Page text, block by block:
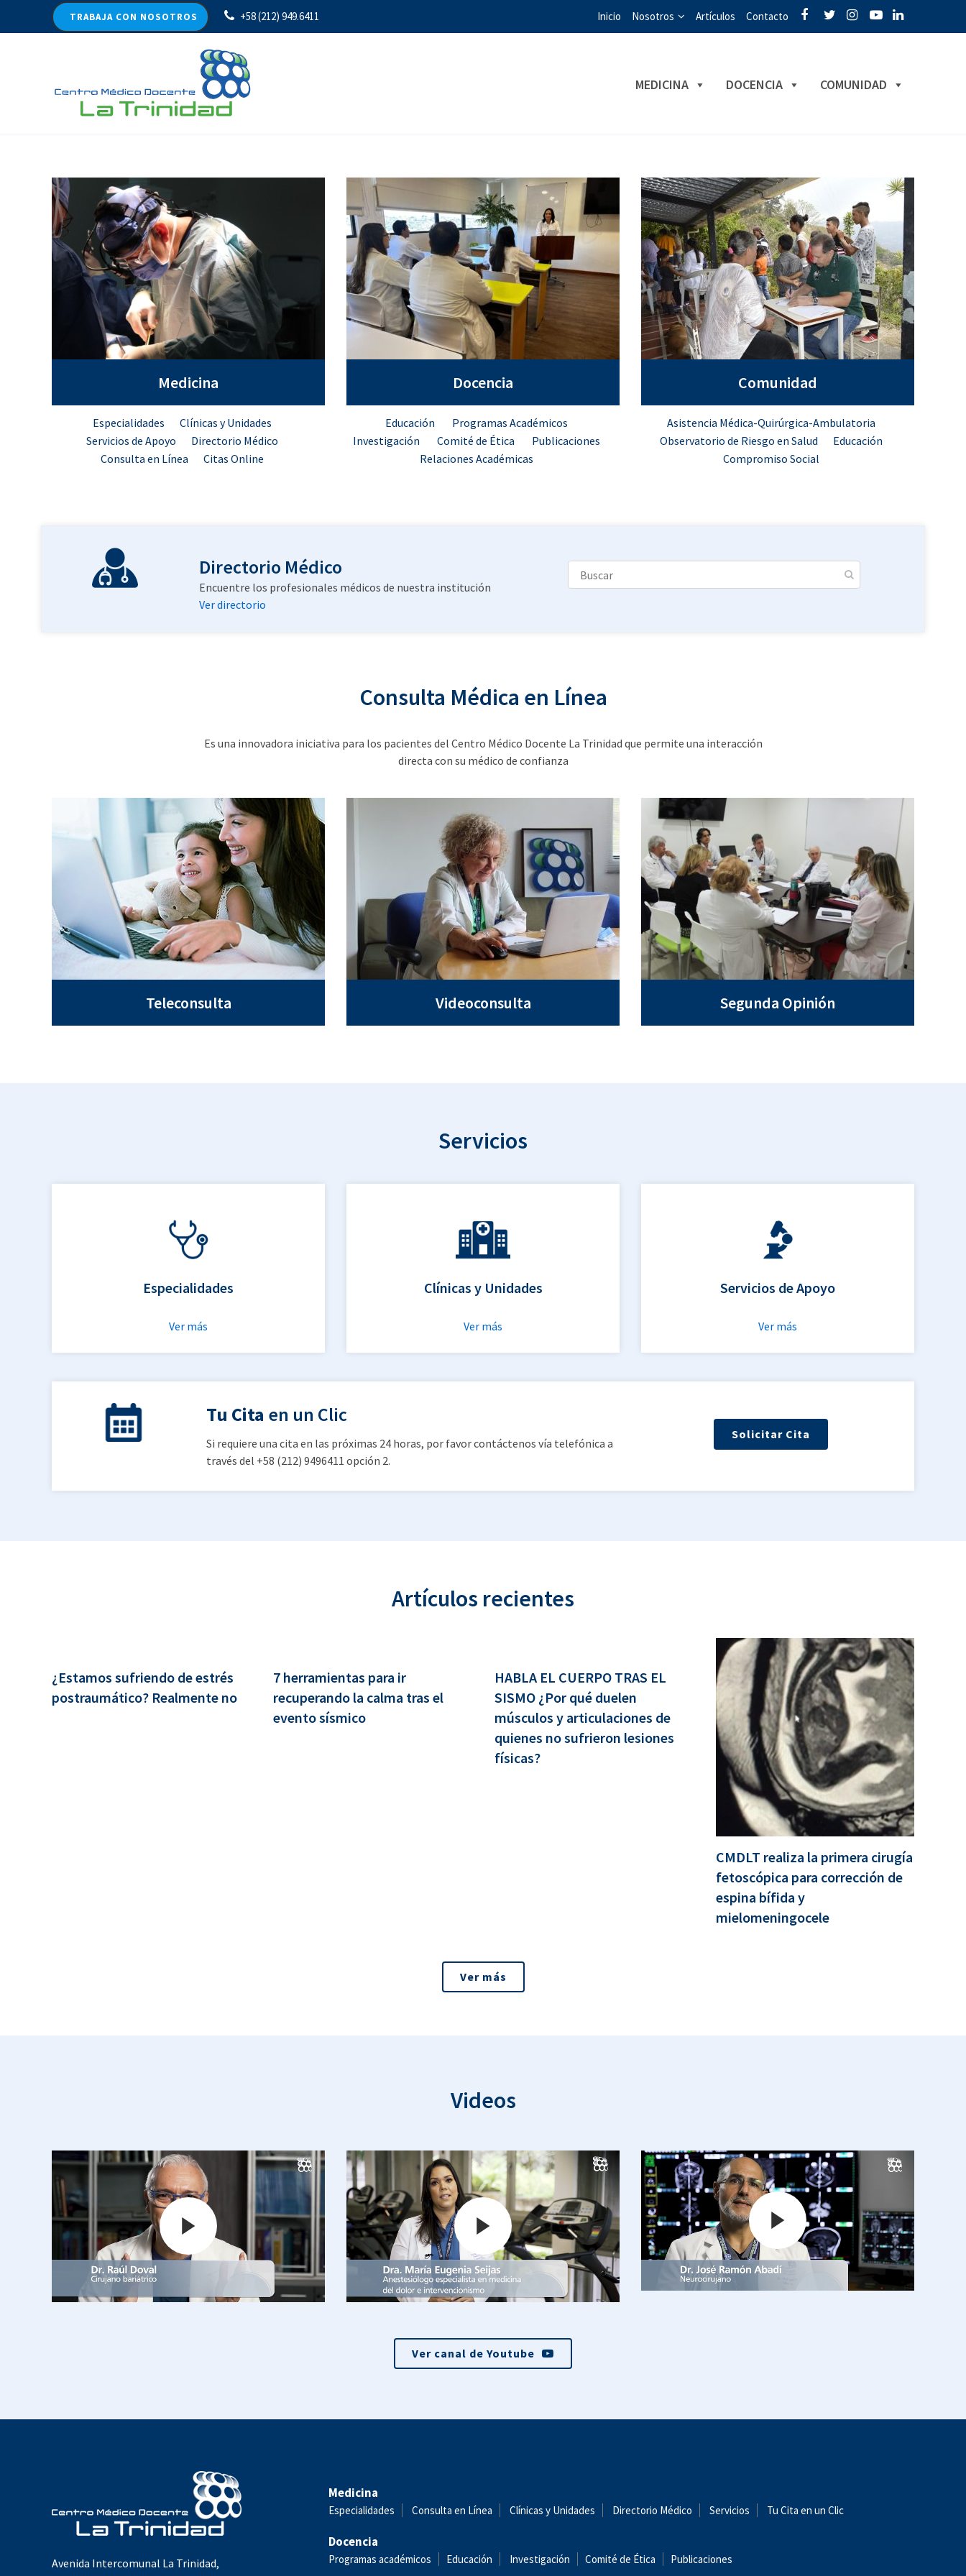
TRABAJA CON NOSOTROS +58 (212) 949.6411 Inicio Nosotros Artículos Contacto
MEDICINA DOCENCIA COMUNIDAD
Medicina
Especialidades
Clínicas y Unidades
Servicios de Apoyo
Directorio Médico
Consulta en Línea
Citas Online
Docencia
Educación
Programas Académicos
Investigación
Comité de Ética
Publicaciones
Relaciones Académicas
Comunidad
Asistencia Médica-Quirúrgica-Ambulatoria
Observatorio de Riesgo en Salud
Educación
Compromiso Social
Directorio Médico
Encuentre los profesionales médicos de nuestra institución
Ver directorio
Consulta Médica en Línea
Es una innovadora iniciativa para los pacientes del Centro Médico Docente La Trinidad que permite una interacción
directa con su médico de confianza
Teleconsulta Videoconsulta Segunda Opinión
Servicios
Especialidades
Ver más
Clínicas y Unidades
Ver más
Servicios de Apoyo
Ver más
Tu Cita en un Clic
Si requiere una cita en las próximas 24 horas, por favor contáctenos vía telefónica a
través del +58 (212) 9496411 opción 2.
Solicitar Cita
Artículos recientes
¿Estamos sufriendo de estrés
postraumático? Realmente no
7 herramientas para ir
recuperando la calma tras el
evento sísmico
HABLA EL CUERPO TRAS EL
SISMO ¿Por qué duelen
músculos y articulaciones de
quienes no sufrieron lesiones
físicas?
CMDLT realiza la primera cirugía
fetoscópica para corrección de
espina bífida y
mielomeningocele
Ver más
Videos
Ver canal de Youtube
Avenida Intercomunal La Trinidad,
Medicina
Especialidades Consulta en Línea Clínicas y Unidades Directorio Médico Servicios Tu Cita en un Clic
Docencia
Programas académicos Educación Investigación Comité de Ética Publicaciones